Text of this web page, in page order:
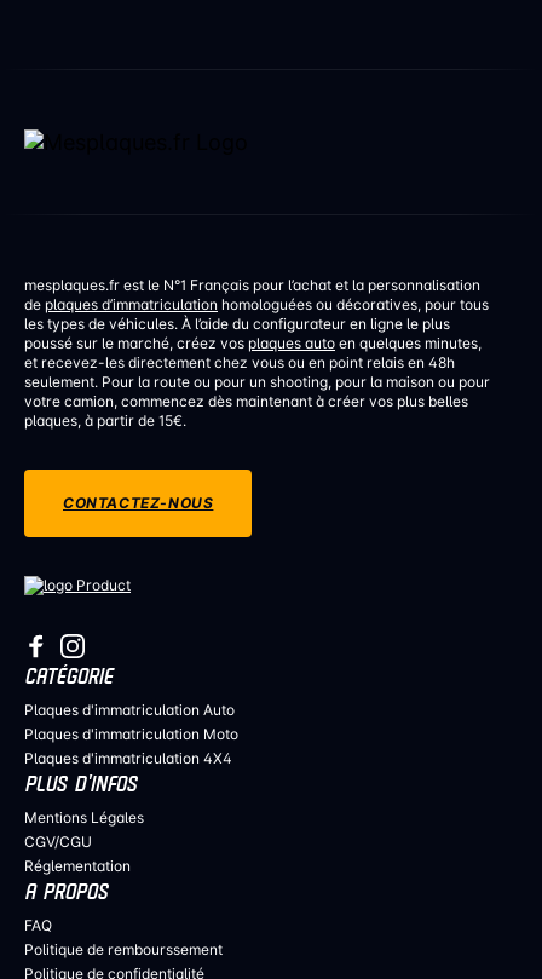
mesplaques.fr est le N°1 Français pour l’achat et la personnalisation
de plaques d’immatriculation homologuées ou décoratives, pour tous
les types de véhicules. À l’aide du configurateur en ligne le plus
poussé sur le marché, créez vos plaques auto en quelques minutes,
et recevez-les directement chez vous ou en point relais en 48h
seulement. Pour la route ou pour un shooting, pour la maison ou pour
votre camion, commencez dès maintenant à créer vos plus belles
plaques, à partir de 15€.
CONTACTEZ-NOUS
CATÉGORIE
Plaques d'immatriculation Auto
Plaques d'immatriculation Moto
Plaques d'immatriculation 4X4
PLUS D’INFOS
Mentions Légales
CGV/CGU
Réglementation
A PROPOS
FAQ
Politique de rembourssement
Politique de confidentialité